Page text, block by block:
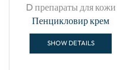
D препараты для кожи
Пенцикловир крем
SHOW DETAILS